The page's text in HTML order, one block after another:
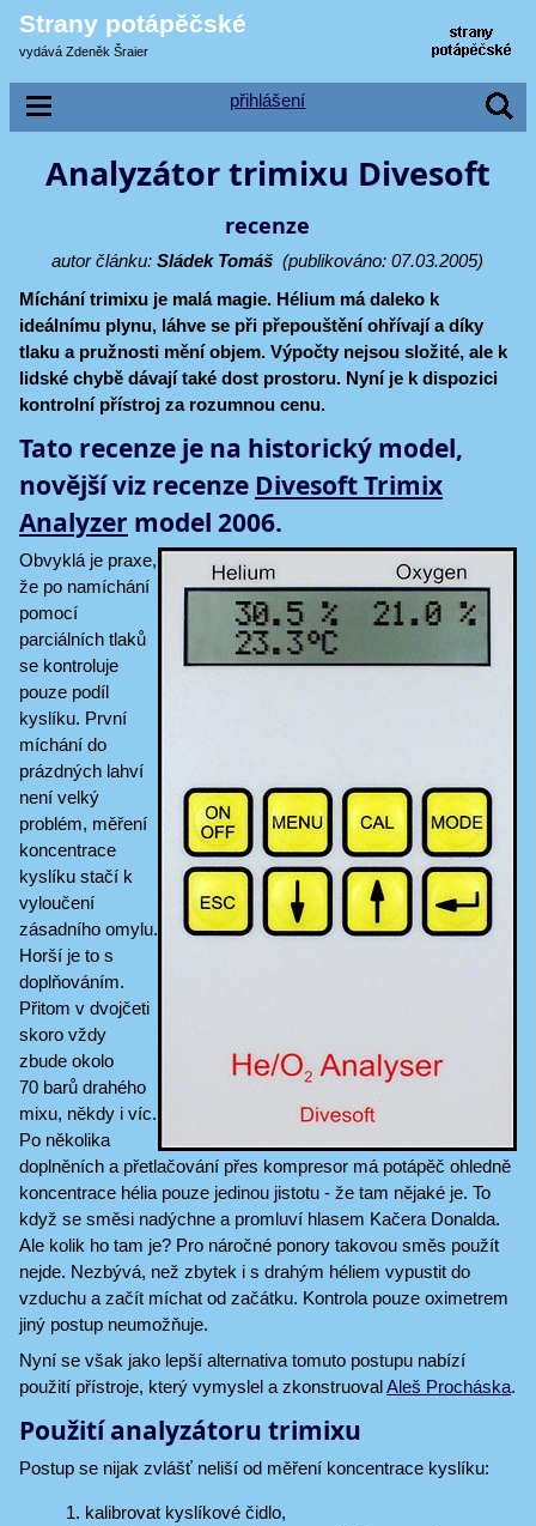
Strany potápěčské
vydává Zdeněk Šraier
přihlášení
Analyzátor trimixu Divesoft
recenze
autor článku:Sládek Tomáš (publikováno: 07.03.2005)
Míchání trimixu je malá magie. Hélium má daleko k
ideálnímu plynu, láhve se při přepouštění ohřívají a díky
tlaku a pružnosti mění objem. Výpočty nejsou složité, ale k
lidské chybě dávají také dost prostoru. Nyní je k dispozici
kontrolní přístroj za rozumnou cenu.
Tato recenze je na historický model,
novější viz recenze Divesoft Trimix
Analyzer model 2006.
Obvyklá je praxe,
že po namíchání
pomocí
parciálních tlaků
se kontroluje
pouze podíl
kyslíku. První
míchání do
prázdných lahví
není velký
problém, měření
koncentrace
kyslíku stačí k
vyloučení
zásadního omylu.
Horší je to s
doplňováním.
Přitom v dvojčeti
skoro vždy
zbude okolo
70 barů drahého
mixu, někdy i víc.
Po několika
doplněních a přetlačování přes kompresor má potápěč ohledně
koncentrace hélia pouze jedinou jistotu - že tam nějaké je. To
když se směsi nadýchne a promluví hlasem Kačera Donalda.
Ale kolik ho tam je? Pro náročné ponory takovou směs použít
nejde. Nezbývá, než zbytek i s drahým héliem vypustit do
vzduchu a začít míchat od začátku. Kontrola pouze oximetrem
jiný postup neumožňuje.
Nyní se však jako lepší alternativa tomuto postupu nabízí
použití přístroje, který vymyslel a zkonstruovalAleš Procháska.
Použití analyzátoru trimixu
Postup se nijak zvlášť neliší od měření koncentrace kyslíku:
kalibrovat kyslíkové čidlo,